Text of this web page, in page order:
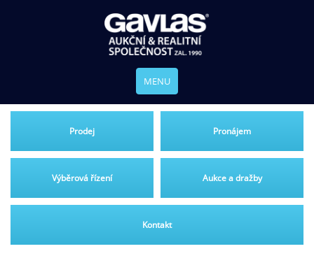
MENU
Prodej Pronájem
Výběrová řízení Aukce a dražby
Kontakt